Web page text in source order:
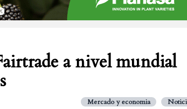
a nivel mundial
Mercado y economia